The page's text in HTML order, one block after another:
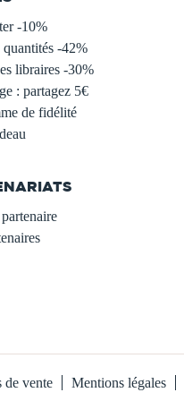
-10%
quantités -42%
libraires -30%
: partagez 5€
de fidélité
de vente Mentions légales